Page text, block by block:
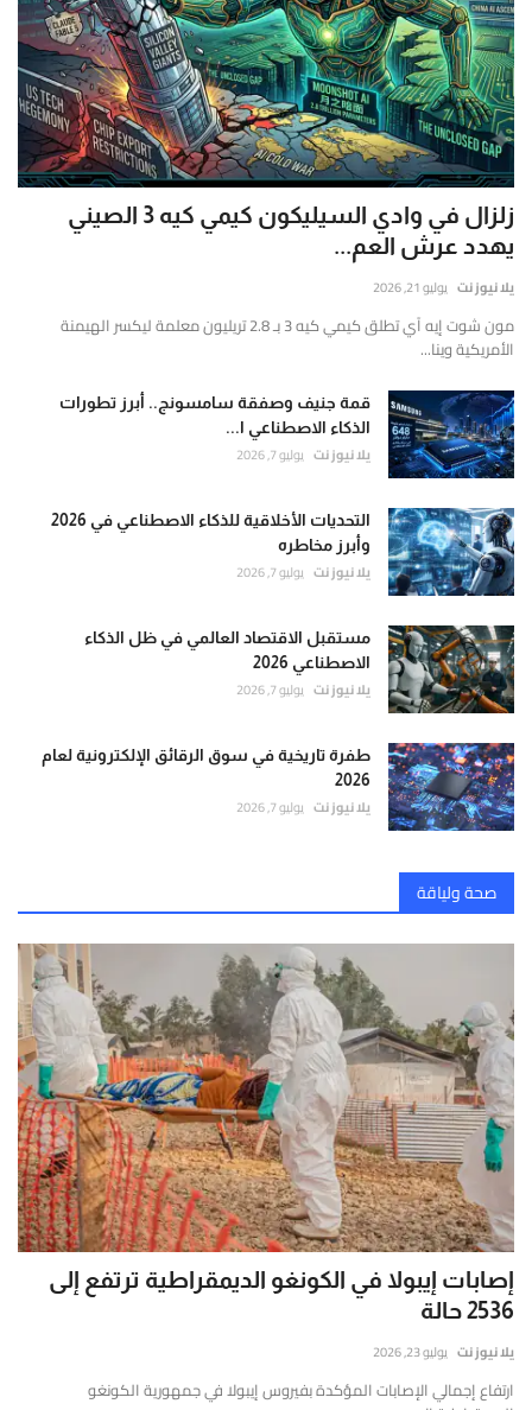
زلزال في وادي السيليكون كيمي كيه 3 الصيني
يهدد عرش العم...
يلا نيوز نت يوليو 21, 2026
مون شوت إيه آي تطلق كيمي كيه 3 بـ 2.8 تريليون معلمة ليكسر الهيمنة
الأمريكية وينا...
قمة جنيف وصفقة سامسونج.. أبرز تطورات
الذكاء الاصطناعي ا...
يلا نيوز نت يوليو 7, 2026
التحديات الأخلاقية للذكاء الاصطناعي في 2026
وأبرز مخاطره
يلا نيوز نت يوليو 7, 2026
مستقبل الاقتصاد العالمي في ظل الذكاء
الاصطناعي 2026
يلا نيوز نت يوليو 7, 2026
طفرة تاريخية في سوق الرقائق الإلكترونية لعام
2026
يلا نيوز نت يوليو 7, 2026
صحة ولياقة
إصابات إيبولا في الكونغو الديمقراطية ترتفع إلى
2536 حالة
يلا نيوز نت يوليو 23, 2026
ارتفاع إجمالي الإصابات المؤكدة بفيروس إيبولا في جمهورية الكونغو